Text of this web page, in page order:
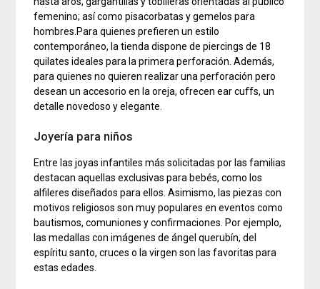
femenino; así como pisacorbatas y gemelos para
hombres.Para quienes prefieren un estilo
contemporáneo, la tienda dispone de piercings de 18
quilates ideales para la primera perforación. Además,
para quienes no quieren realizar una perforación pero
desean un accesorio en la oreja, ofrecen ear cuffs, un
detalle novedoso y elegante.
Joyería para niños
Entre las joyas infantiles más solicitadas por las familias
destacan aquellas exclusivas para bebés, como los
alfileres diseñados para ellos. Asimismo, las piezas con
motivos religiosos son muy populares en eventos como
bautismos, comuniones y confirmaciones. Por ejemplo,
las medallas con imágenes de ángel querubín, del
espíritu santo, cruces o la virgen son las favoritas para
estas edades.